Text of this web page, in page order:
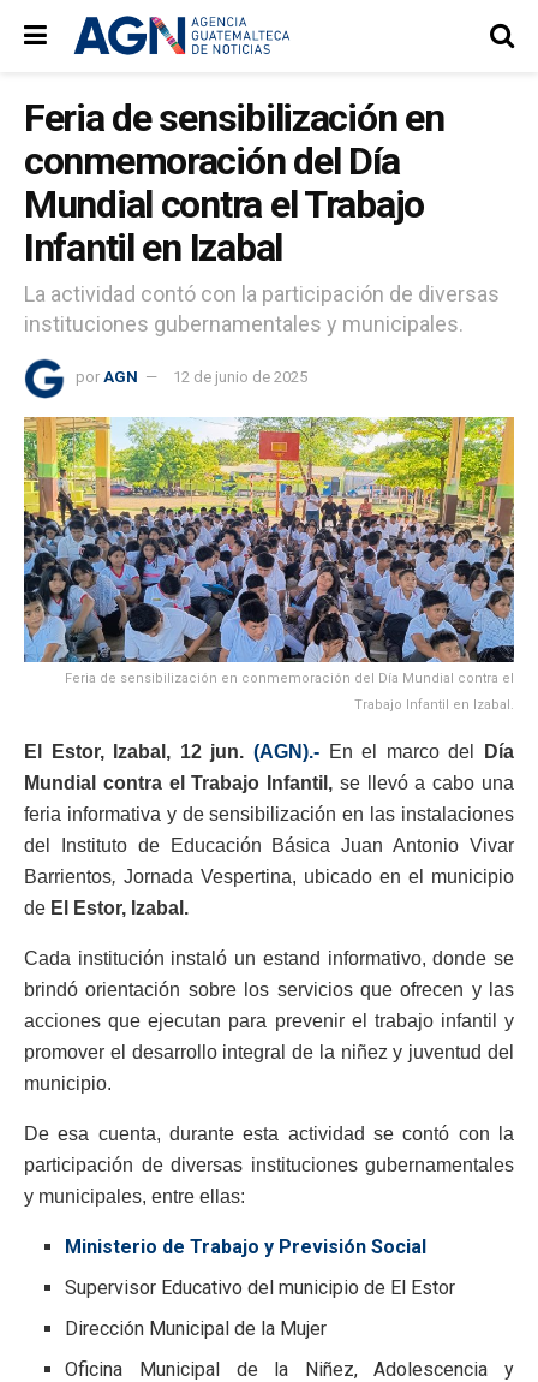
Feria de sensibilización en
conmemoración del Día
Mundial contra el Trabajo
Infantil en Izabal
La actividad contó con la participación de diversas
instituciones gubernamentales y municipales.
por AGN 12 de junio de 2025
Feria de sensibilización en conmemoración del Día Mundial contra el
Trabajo Infantil en Izabal.
El Estor, Izabal, 12 jun. (AGN).- En el marco del
Día
Mundial contra el Trabajo Infantil, se llevó a cabo una
feria informativa y de sensibilización en las instalaciones
del Instituto de Educación Básica Juan Antonio Vivar
Barrientos, Jornada Vespertina, ubicado en el municipio
de El Estor, Izabal.
Cada institución instaló un estand informativo, donde se
brindó orientación sobre los servicios que ofrecen y las
acciones que ejecutan para prevenir el trabajo infantil y
promover el desarrollo integral de la niñez y juventud del
municipio.
De esa cuenta, durante esta actividad se contó con la
participación de diversas instituciones gubernamentales
y municipales, entre ellas:
Ministerio de Trabajo y Previsión Social
Supervisor Educativo del municipio de El Estor
Dirección Municipal de la Mujer
Oficina Municipal de la Niñez, Adolescencia y